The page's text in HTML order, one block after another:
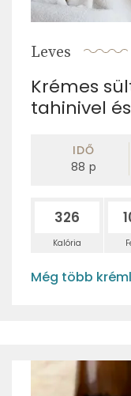
Leves
Krémes
tahinivel
IDŐ
88 p
326
Kalória
Még több